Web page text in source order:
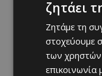
πάντα
ζητάει
Zητάμε τη
στοχεύουμε
των χρηστών
επικοινωνία